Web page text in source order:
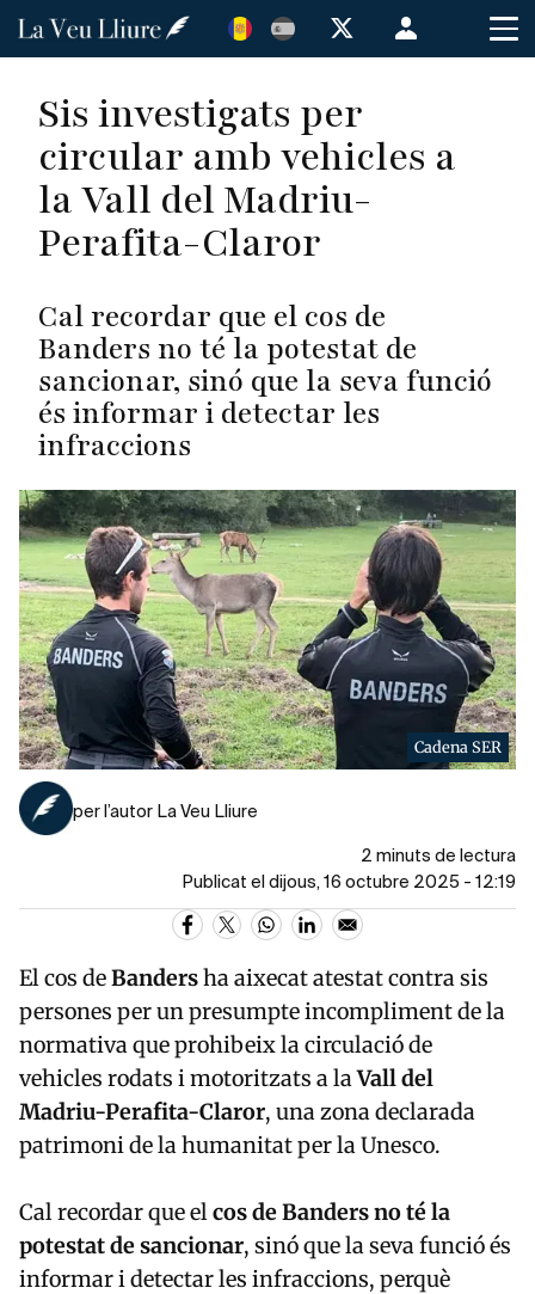
Vés
Menú
de
usuario
Sis investigats per
circular amb vehicles a
la Vall del Madriu-
Perafita-Claror
Cal recordar que el cos de
Banders no té la potestat de
sancionar, sinó que la seva funció
és informar i detectar les
infraccions
Cadena SER
per l’autor La Veu Lliure
2 minuts de lectura
Publicat el dijous, 16 octubre 2025 - 12:19
El cos deBandersha aixecat atestat contra sis
persones per un presumpte incompliment de la
normativa que prohibeix la circulació de
vehicles rodats i motoritzats a laVall del
Madriu-Perafita-Claror, una zona declarada
patrimoni de la humanitat per la Unesco.
Cal recordar que el cos de Banders no té la
potestat de sancionar, sinó que la seva funció és
informar i detectar les infraccions, perquè